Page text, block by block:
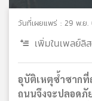
แผนที่
วิทยุ
เครือ
วันที่เผยแพร่ : 29 พ.ย.
เพิ่มในเพลย์ลิ
อุบัติเหตุซ้ำซากที่
ถนนจึงจะปลอดภั